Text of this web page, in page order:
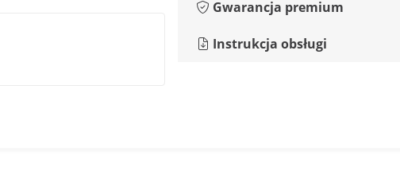
Gwarancja premium
Instrukcja obsługi